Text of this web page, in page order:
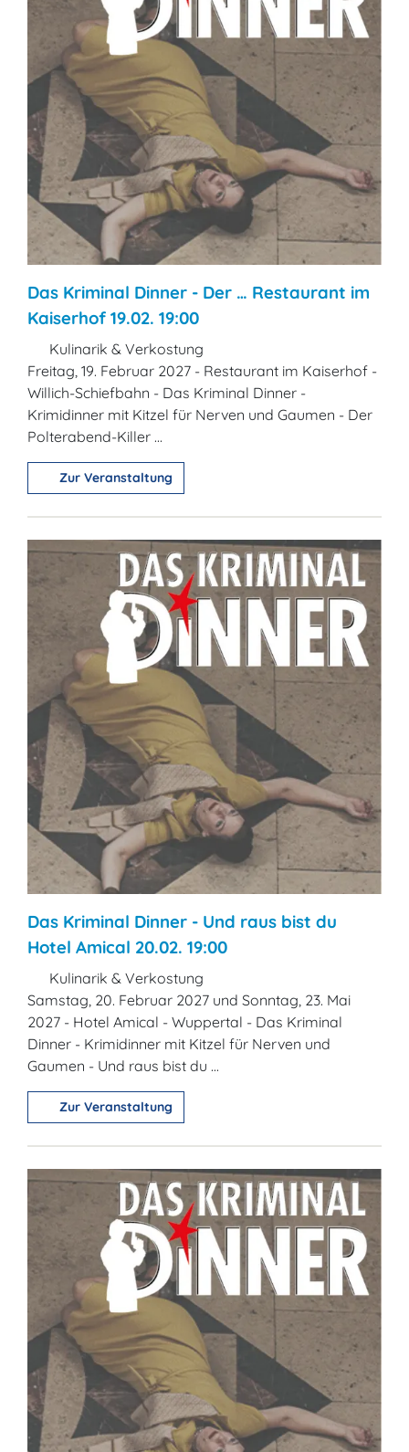
Das Kriminal Dinner - Der … Restaurant im
Kaiserhof 19.02. 19:00
Kulinarik & Verkostung
Freitag, 19. Februar 2027 - Restaurant im Kaiserhof -
Willich-Schiefbahn - Das Kriminal Dinner -
Krimidinner mit Kitzel für Nerven und Gaumen - Der
Polterabend-Killer ...
Zur Veranstaltung
Das Kriminal Dinner - Und raus bist du
Hotel Amical 20.02. 19:00
Kulinarik & Verkostung
Samstag, 20. Februar 2027 und Sonntag, 23. Mai
2027 - Hotel Amical - Wuppertal - Das Kriminal
Dinner - Krimidinner mit Kitzel für Nerven und
Gaumen - Und raus bist du ...
Zur Veranstaltung